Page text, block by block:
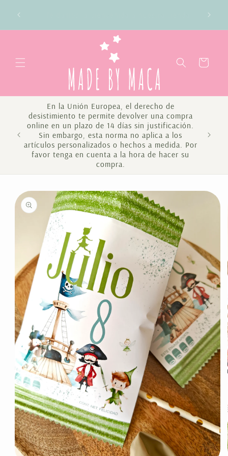
directamente
al contenido
Carrito
En la Unión Europea, el derecho de
desistimiento te permite devolver una compra
online en un plazo de 14 días sin justificación.
Sin embargo, esta norma no aplica a los
artículos personalizados o hechos a medida. Por
favor tenga en cuenta a la hora de hacer su
compra.
directamente
a la
información
del producto